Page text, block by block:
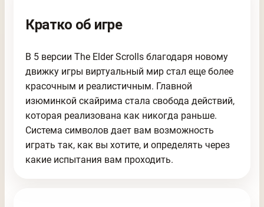
Кратко об игре
В 5 версии The Elder Scrolls благодаря новому
движку игры виртуальный мир стал еще более
красочным и реалистичным. Главной
изюминкой скайрима стала свобода действий,
которая реализована как никогда раньше.
Система символов дает вам возможность
играть так, как вы хотите, и определять через
какие испытания вам проходить.